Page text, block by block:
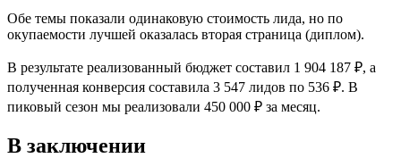
Обе темы показали одинаковую стоимость лида, но по
окупаемости лучшей оказалась вторая страница (диплом).
В результате реализованный бюджет составил 1 904 187 ₽, а
полученная конверсия составила 3 547 лидов по 536 ₽. В
пиковый сезон мы реализовали 450 000 ₽ за месяц.
В заключении